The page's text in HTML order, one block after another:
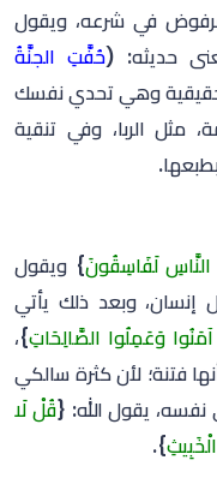
في شرعه، ويقول
حديثه: (حُفَّتِ الجنَّةُ
وهي تحدي نفسك
مثل الربا، وفي تنقية
لَفَاسِقُونَ} ويقول
وبعد ذلك يأتي
آمَنُوا وَعَمِلُوا الصَّالِحَاتِ}،
فتنة؛ لأن كثرة سالكي
يقول الله: {قُلْ لَا
}.